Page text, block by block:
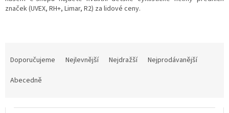
značek (UVEX, RH+, Limar, R2) za lidové ceny.
Doporučujeme Nejlevnější Nejdražší
Nejprodávanější
Abecedně